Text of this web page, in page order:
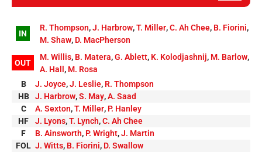
IN
R. Thompson,J. Harbrow,T. Miller,C. Ah Chee, B. Fiorini,
M. Shaw, D. MacPherson
OUT
M. Willis, B. Matera,G. Ablett, K. Kolodjashnij, M. Barlow,
A. Hall , M. Rosa
B
J. Joyce,J. Leslie, R. Thompson
HB
J. Harbrow,S. May,A. Saad
C
A. Sexton,T. Miller, P. Hanley
HF
J. Lyons,T. Lynch,C. Ah Chee
F
B. Ainsworth, P. Wright,J. Martin
FOL J. Witts, B. Fiorini, D. Swallow